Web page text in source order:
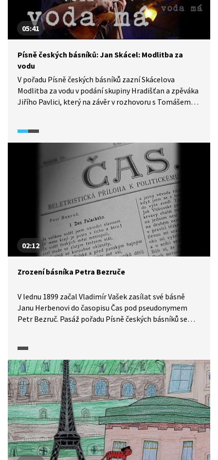
05:41
Písně českých básníků: Jan Skácel: Modlitba za
vodu
V pořadu Písně českých básníků zazní Skácelova
Modlitba za vodu v podání skupiny Hradišťan a zpěváka
Jiřího Pavlici, který na závěr v rozhovoru s Tomášem
02:12
Zrození básníka Petra Bezruče
V lednu 1899 začal Vladimír Vašek zasílat své básně
Janu Herbenovi do časopisu Čas pod pseudonymem
Petr Bezruč. Pasáž pořadu Písně českých básníků se
obyvatel Slezska.